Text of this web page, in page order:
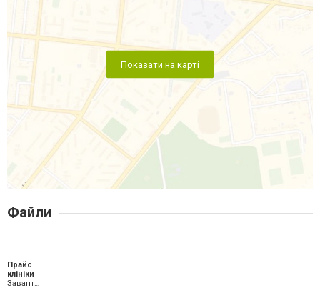
Показати на карті
Файли
Прайс
клініки
Завантажити XLS